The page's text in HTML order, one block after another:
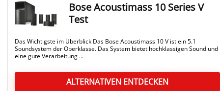
Bose Acoustimass 10 Series V
Test
Das Wichtigste im Überblick Das Bose Acoustimass 10 V ist ein 5.1
Soundsystem der Oberklasse. Das System bietet hochklassigen Sound und
eine gute Verarbeitung ...
ALTERNATIVEN ENTDECKEN